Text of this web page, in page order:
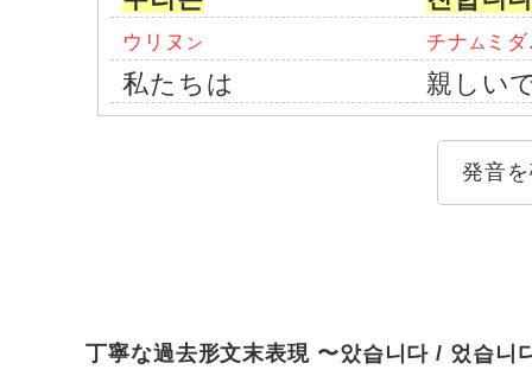
ウリヌ ン チナ ム ミ
私たちは 親しい
発音
丁寧な過去形文末表現 〜았습니다 / 었습니